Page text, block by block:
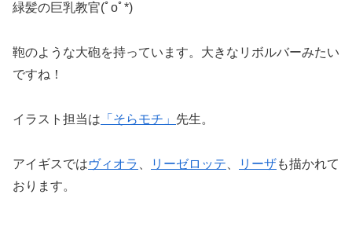
緑髪の巨乳教官(ﾟoﾟ*)
鞄のような大砲を持っています。大きなリボルバーみたい
ですね！
イラスト担当は 「そらモチ」 先生。
アイギスではヴィオラ リーゼロッテ リーザも描かれて
おります。